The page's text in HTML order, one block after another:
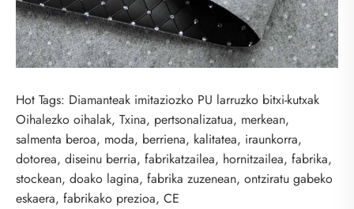
Hot Tags: Diamanteak imitaziozko PU larruzko bitxi-kutxak
Oihalezko oihalak, Txina, pertsonalizatua, merkean,
salmenta beroa, moda, berriena, kalitatea, iraunkorra,
dotorea, diseinu berria, fabrikatzailea, hornitzailea, fabrika,
stockean, doako lagina, fabrika zuzenean, ontziratu gabeko
eskaera, fabrikako prezioa, CE